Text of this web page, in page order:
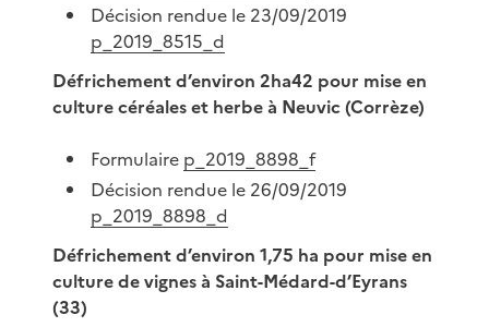
Décision rendue le 23/09/2019
p_2019_8515_d
Défrichement d’environ 2ha42 pour mise en
culture céréales et herbe à Neuvic (Corrèze)
Formulaire p_2019_8898_f
Décision rendue le 26/09/2019
p_2019_8898_d
Défrichement d’environ 1,75 ha pour mise en
culture de vignes à Saint-Médard-d’Eyrans
(33)